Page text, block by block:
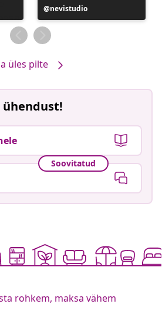
Postitus
avaldatud
nevistudio
üles pilte
Soovitatud
rohkem, maksa vähem